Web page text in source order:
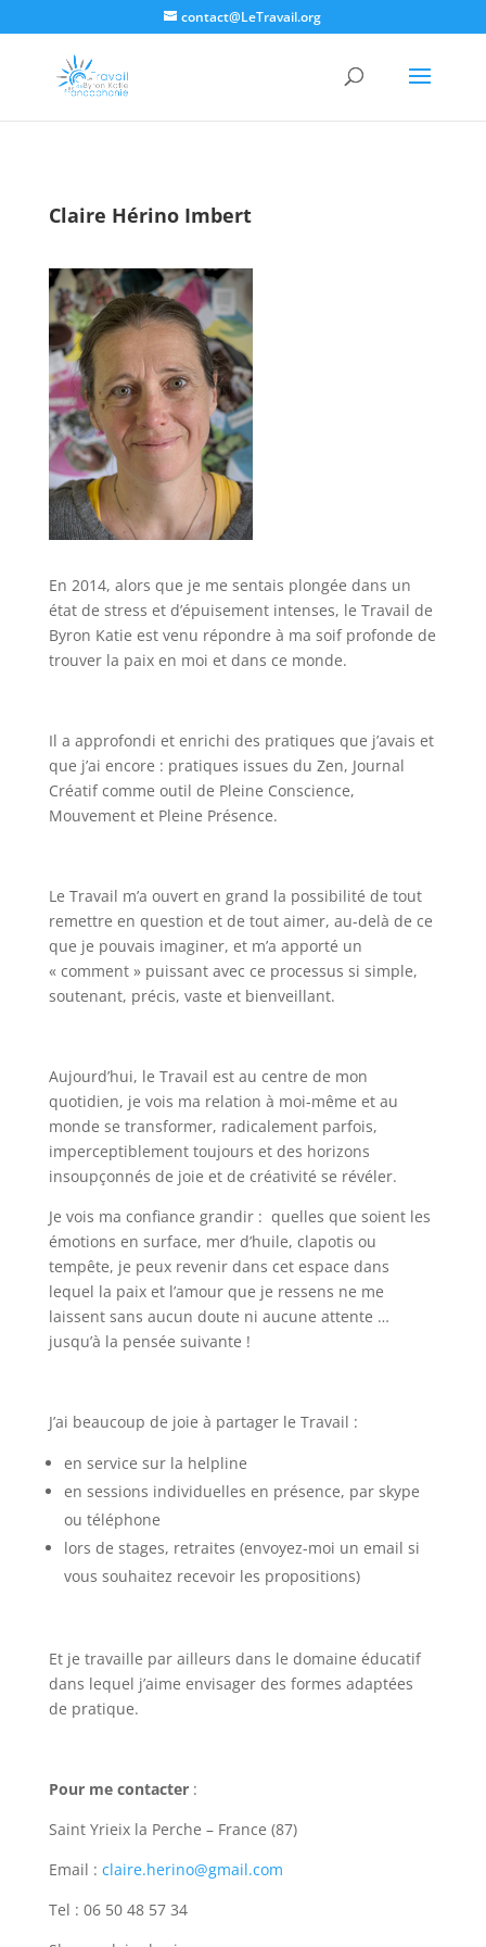
contact@LeTravail.org
Claire Hérino Imbert
En 2014, alors que je me sentais plongée dans un
état de stress et d’épuisement intenses, le Travail de
Byron Katie est venu répondre à ma soif profonde de
trouver la paix en moi et dans ce monde.
Il a approfondi et enrichi des pratiques que j’avais et
que j’ai encore : pratiques issues du Zen, Journal
Créatif comme outil de Pleine Conscience,
Mouvement et Pleine Présence.
Le Travail m’a ouvert en grand la possibilité de tout
remettre en question et de tout aimer, au-delà de ce
que je pouvais imaginer, et m’a apporté un
« comment » puissant avec ce processus si simple,
soutenant, précis, vaste et bienveillant.
Aujourd’hui, le Travail est au centre de mon
quotidien, je vois ma relation à moi-même et au
monde se transformer, radicalement parfois,
imperceptiblement toujours et des horizons
insoupçonnés de joie et de créativité se révéler.
Je vois ma confiance grandir : quelles que soient les
émotions en surface, mer d’huile, clapotis ou
tempête, je peux revenir dans cet espace dans
lequel la paix et l’amour que je ressens ne me
laissent sans aucun doute ni aucune attente …
jusqu’à la pensée suivante !
J’ai beaucoup de joie à partager le Travail :
en service sur la helpline
en sessions individuelles en présence, par skype
ou téléphone
lors de stages, retraites (envoyez-moi un email si
vous souhaitez recevoir les propositions)
Et je travaille par ailleurs dans le domaine éducatif
dans lequel j’aime envisager des formes adaptées
de pratique.
Pour me contacter:
Saint Yrieix la Perche – France (87)
Email : claire.herino@gmail.com
Tel : 06 50 48 57 34